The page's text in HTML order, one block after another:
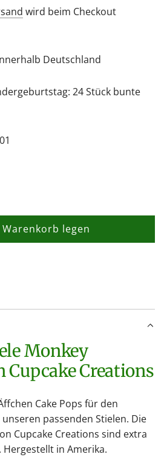
wird beim Checkout
Deutschland
24 Stück bunte
legen
L
.
.
Cupcake Creations
Cake Pops für den
passenden Stielen. Die
Cupcake Creations sind extra
in Amerika.